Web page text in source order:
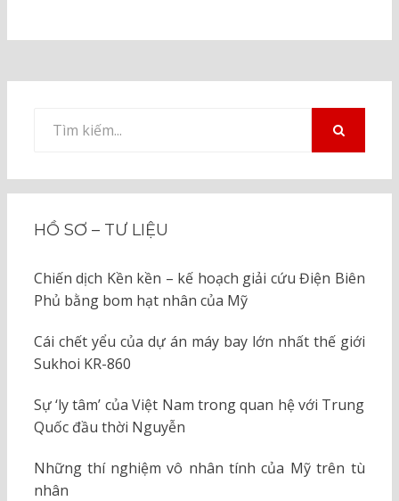
kiếm
HỒ SƠ – TƯ LIỆU
Chiến dịch Kền kền – kế hoạch giải cứu Điện Biên
Phủ bằng bom hạt nhân của Mỹ
Cái chết yểu của dự án máy bay lớn nhất thế giới
Sukhoi KR-860
Sự ‘ly tâm’ của Việt Nam trong quan hệ với Trung
Quốc đầu thời Nguyễn
Những thí nghiệm vô nhân tính của Mỹ trên tù
nhân